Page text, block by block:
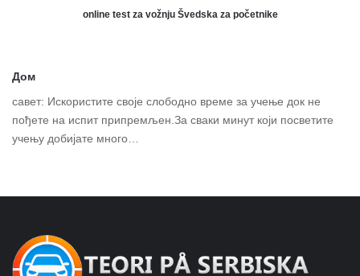
online test za vožnju Švedska za početnike
Дом
савет: Искористите своје слободно време за учење док не
пођете на испит припремљен.За сваки минут који посветите
учењу добијате много…